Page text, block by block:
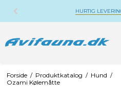
HURTIG
Forside / Produktkatalog / Hund /
Ozami Kølemåtte